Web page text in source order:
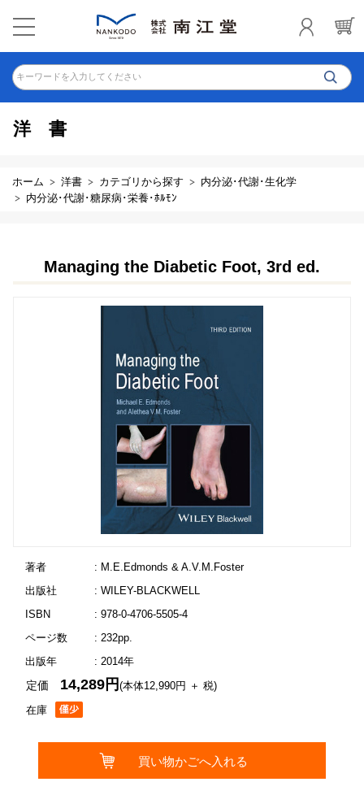
キーワードを入力してください
洋書
ホーム 洋書 カテゴリから探す
内分泌･代謝･生化学
内分泌･代謝･糖尿病･栄養･ﾎﾙﾓﾝ
Managing the Diabetic Foot, 3rd ed.
著者
: M.E.Edmonds & A.V.M.Foster
出版社
: WILEY-BLACKWELL
ISBN
: 978-0-4706-5505-4
ページ数
: 232pp.
出版年
: 2014年
在庫
定価 14,289円(本体12,990円 ＋ 税)